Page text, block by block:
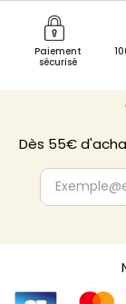
Paiement
sécurisé
Dès 55€